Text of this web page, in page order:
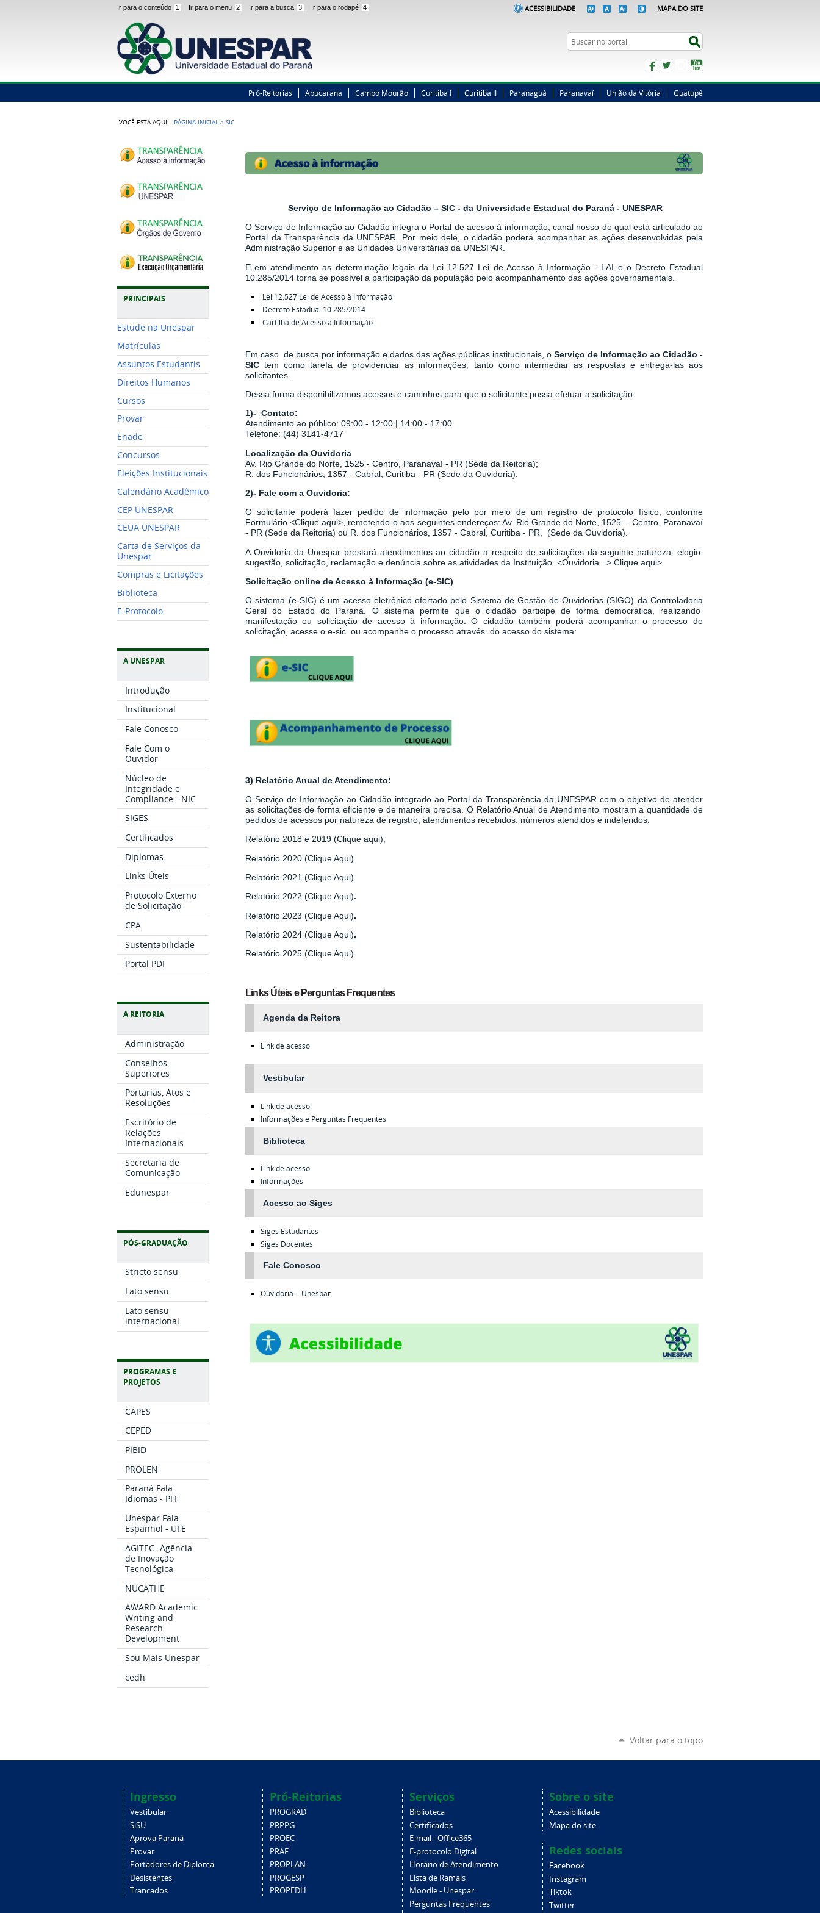
Ir para o conteúdo 1 Ir para o menu 2 Ir para a busca 3 Ir para o rodapé 4 ACESSIBILIDADE MAPA DO SITE
Busca
FacebookTwitterInstagram
Pró-Reitorias Apucarana Campo Mourão Curitiba I Curitiba II Paranaguá Paranavaí União da Vitória Guatupê
VOCÊ ESTÁ AQUI: PÁGINA INICIAL >SIC
PRINCIPAIS
Estude na Unespar
Matrículas
Assuntos Estudantis
Direitos Humanos
Cursos
Provar
Enade
Concursos
Eleições Institucionais
Calendário Acadêmico
CEP UNESPAR
CEUA UNESPAR
Carta de Serviços da
Unespar
Compras e Licitações
Biblioteca
E-Protocolo
A UNESPAR
Introdução
Institucional
Fale Conosco
Fale Com o
Ouvidor
Núcleo de
Integridade e
Compliance - NIC
SIGES
Certificados
Diplomas
Links Úteis
Protocolo Externo
de Solicitação
CPA
Sustentabilidade
Portal PDI
A REITORIA
Administração
Conselhos
Superiores
Portarias, Atos e
Resoluções
Escritório de
Relações
Internacionais
Secretaria de
Comunicação
Edunespar
PÓS-GRADUAÇÃO
Stricto sensu
Lato sensu
Lato sensu
internacional
PROGRAMAS E
PROJETOS
CAPES
CEPED
PIBID
PROLEN
Paraná Fala
Idiomas - PFI
Unespar Fala
Espanhol - UFE
AGITEC- Agência
de Inovação
Tecnológica
NUCATHE
AWARD Academic
Writing and
Research
Development
Sou Mais Unespar
cedh
Serviço de Informação ao Cidadão – SIC - da Universidade Estadual do Paraná - UNESPAR
O Serviço de Informação ao Cidadão integra o Portal de acesso à informação, canal nosso do qual está articulado ao
Portal da Transparência da UNESPAR. Por meio dele, o cidadão poderá acompanhar as ações desenvolvidas pela
Administração Superior e as Unidades Universitárias da UNESPAR.
E em atendimento as determinação legais da Lei 12.527 Lei de Acesso à Informação - LAI e o Decreto Estadual
10.285/2014torna se possível a participação da população pelo acompanhamento das ações governamentais.
Lei 12.527 Lei de Acesso à Informação
Decreto Estadual 10.285/2014
Cartilha de Acesso a Informação
Em caso de busca por informação e dados das ações públicas institucionais, o Serviço de Informação ao Cidadão -
SICtem como tarefa de providenciar as informações, tanto como intermediar as respostas e entregá-las aos
solicitantes.
Dessa forma disponibilizamos acessos e caminhos para que o solicitante possa efetuar a solicitação:
1)- Contato:
Atendimento ao público: 09:00 - 12:00 | 14:00 - 17:00
Telefone: (44) 3141-4717
Localização da Ouvidoria
Av. Rio Grande do Norte, 1525 - Centro, Paranavaí - PR (Sede da Reitoria);
R. dos Funcionários, 1357 - Cabral, Curitiba - PR (Sede da Ouvidoria).
2)- Fale com a Ouvidoria:
O solicitante poderá fazer pedido de informação pelo por meio de um registro de protocolo físico, conforme
Formulário <Clique aqui>, remetendo-o aos seguintes endereços: Av. Rio Grande do Norte, 1525 - Centro, Paranavaí
- PR (Sede da Reitoria) ou R. dos Funcionários, 1357 - Cabral, Curitiba - PR, (Sede da Ouvidoria).
A Ouvidoria da Unespar prestará atendimentos ao cidadão a respeito de solicitações da seguinte natureza: elogio,
sugestão, solicitação, reclamação e denúncia sobre as atividades da Instituição. <Ouvidoria => Clique aqui>
Solicitação online de Acesso à Informação (e-SIC)
O sistema (e-SIC) é um acesso eletrônico ofertado pelo Sistema de Gestão de Ouvidorias (SIGO) da Controladoria
Geral do Estado do Paraná. O sistema permite que o cidadão participe de forma democrática, realizando
manifestação ou solicitação de acesso à informação.O cidadão também poderá acompanhar o processo de
solicitação, acesse o e-sic ou acompanhe o processo através do acesso do sistema:
3) Relatório Anual de Atendimento:
O Serviço de Informação ao Cidadão integrado aoPortal da Transparência da UNESPAR com o objetivo de atender
as solicitações de forma eficiente e de maneira precisa. O Relatório Anual de Atendimento mostram a quantidade de
pedidos de acessos por natureza de registro, atendimentos recebidos, números atendidos e indeferidos.
Relatório 2018 e 2019 (Clique aqui);
Relatório 2020 (Clique Aqui).
Relatório 2021 (Clique Aqui).
Relatório 2022 (Clique Aqui).
Relatório 2023 (Clique Aqui).
Relatório 2024 (Clique Aqui).
Relatório 2025 (Clique Aqui).
Links Úteis e Perguntas Frequentes
Agenda da Reitora
Link de acesso
Vestibular
Link de acesso
Informações e Perguntas Frequentes
Biblioteca
Link de acesso
Informações
Acesso ao Siges
Siges Estudantes
Siges Docentes
Fale Conosco
Ouvidoria - Unespar
Voltar para o topo
Ingresso
Vestibular
SiSU
Aprova Paraná
Provar
Portadores de Diploma
Desistentes
Trancados
Pró-Reitorias
PROGRAD
PRPPG
PROEC
PRAF
PROPLAN
PROGESP
PROPEDH
Serviços
Biblioteca
Certificados
E-mail - Office365
E-protocolo Digital
Horário de Atendimento
Lista de Ramais
Moodle - Unespar
Perguntas Frequentes
Sobre o site
Acessibilidade
Mapa do site
Redes sociais
Facebook
Instagram
Tiktok
Twitter